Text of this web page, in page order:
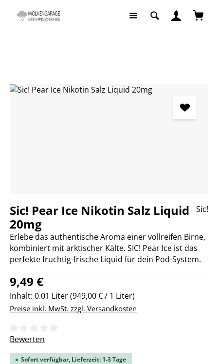
Zum Hauptinhalt springen
Bildergalerie überspringen
Sic! Pear Ice Nikotin Salz Liquid
20mg
Sic!
Erlebe das authentische Aroma einer vollreifen Birne,
kombiniert mit arktischer Kälte. SIC! Pear Ice ist das
perfekte fruchtig-frische Liquid für dein Pod-System.
Regulärer Preis:
9,49 €
Inhalt: 0.01 Liter(949,00 € / 1 Liter)
Preise inkl. MwSt. zzgl. Versandkosten
Durchschnittliche Bewertung von 0 von 5 Sternen
Bewerten
Sofort verfügbar, Lieferzeit: 1-3 Tage